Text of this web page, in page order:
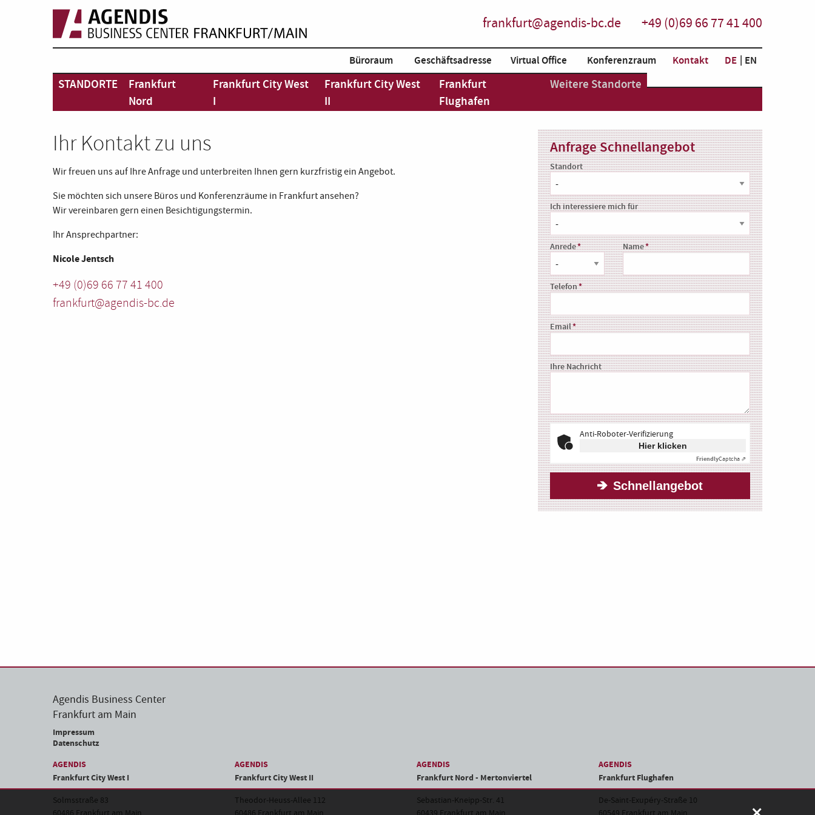
frankfurt@agendis-bc.de +49 (0)69 66 77 41 400
Büroraum Geschäftsadresse Virtual Office Konferenzraum Kontakt DE EN
STANDORTE
Frankfurt
Nord
Frankfurt City West
I
Frankfurt City West
II
Frankfurt
Flughafen
Weitere Standorte
Ihr Kontakt zu uns
Wir freuen uns auf Ihre Anfrage und unterbreiten Ihnen gern kurzfristig ein Angebot.
Sie möchten sich unsere Büros und Konferenzräume in Frankfurt ansehen?
Wir vereinbaren gern einen Besichtigungstermin.
Ihr Ansprechpartner:
Nicole Jentsch
+49 (0)69 66 77 41 400
frankfurt@agendis-bc.de
Anfrage Schnellangebot
Standort
Ich interessiere mich für
Anrede Name
Telefon
Email
Ihre Nachricht
Anti-Roboter-Verifizierung
Hier klicken
FriendlyCaptcha ⇗
Schnellangebot
Agendis Business Center
Frankfurt am Main
Impressum
Datenschutz
AGENDIS
Frankfurt City West I
Solmsstraße 83
AGENDIS
Frankfurt City West II
Theodor-Heuss-Allee 112
AGENDIS
Frankfurt Nord - Mertonviertel
Sebastian-Kneipp-Str. 41
AGENDIS
Frankfurt Flughafen
De-Saint-Exupéry-Straße 10